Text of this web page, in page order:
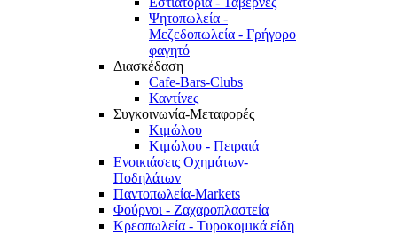
Ψητοπωλεία -
Μεζεδοπωλεία - Γρήγορο
φαγητό
Διασκέδαση
Cafe-Bars-Clubs
Καντίνες
Συγκοινωνία-Μεταφορές
Κιμώλου
Κιμώλου - Πειραιά
Ενοικιάσεις Οχημάτων-
Ποδηλάτων
Παντοπωλεία-Markets
Φούρνοι - Ζαχαροπλαστεία
Κρεοπωλεία - Τυροκομικά είδη